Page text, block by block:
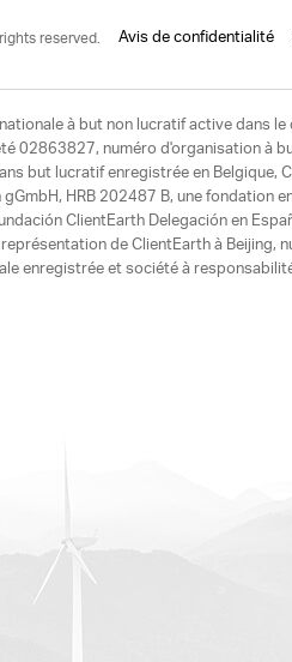
reserved. Avis de confidentialité
à but non lucratif active dans
02863827, numéro d'organisation à
but lucratif enregistrée en
HRB 202487 B, une fondation
ClientEarth Delegación en
de ClientEarth à
enregistrée et société à